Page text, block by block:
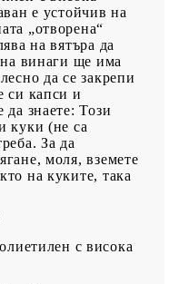
е устойчив на
„отворена“
на вятъра да
винаги ще има
да се закрепи
си капси и
знаете: Този
куки (не са
За да
моля, вземете
на куките, така
с висока